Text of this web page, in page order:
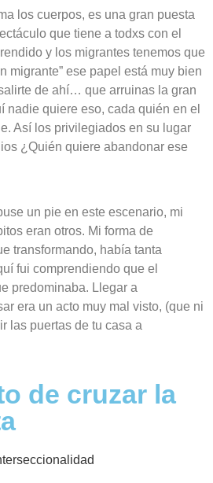
los cuerpos, es una gran puesta
que tiene a todxs con el
y los migrantes tenemos que
migrante” ese papel está muy bien
de ahí… que arruinas la gran
nadie quiere eso, cada quién en el
Así los privilegiados en su lugar
¿Quién quiere abandonar ese
un pie en este escenario, mi
eran otros. Mi forma de
transformando, había tanta
fui comprendiendo que el
predominaba. Llegar a
era un acto muy mal visto, (que ni
las puertas de tu casa a
de cruzar la